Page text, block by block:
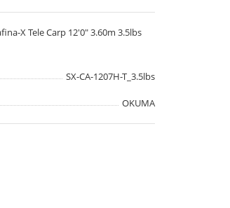
X Tele Carp 12'0" 3.60m 3.5lbs
SX-CA-1207H-T_3.5lbs
OKUMA